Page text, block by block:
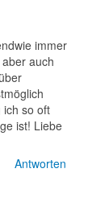
immer
auch
ich so oft
ist! Liebe
Antworten